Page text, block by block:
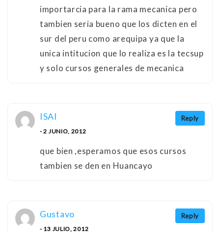
importarcia para la rama mecanica pero
tambien seria bueno que los dicten en el
sur del peru como arequipa ya que la
unica intitucion que lo realiza es la tecsup
y solo cursos generales de mecanica
Reply
ISAI
- 2 JUNIO, 2012
que bien ,esperamos que esos cursos
tambien se den en Huancayo
Reply
Gustavo
- 13 JULIO, 2012